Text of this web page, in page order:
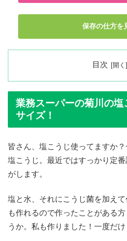
保存の仕方を
目次
業務スーパーの菊川の塩
サイズ！
皆さん、塩こうじ使ってますか
塩こうじ。最近ではすっかり定
がします。
塩と水、それにこうじ菌を加え
も作れるので作ったことがある
うか。私も作りました！一度だ